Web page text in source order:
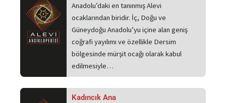
Anadolu’daki en tanınmış Alevi
ocaklarından biridir. İç, Doğu ve
Güneydoğu Anadolu’yu içine alan geniş
coğrafi yayılımı ve özellikle Dersim
bölgesinde mürşit ocağı olarak kabul
edilmesiyle…
Kadıncık Ana